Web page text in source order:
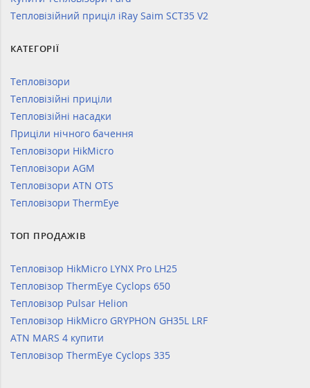
Тепловізійний приціл iRay Saim SCT35 V2
КАТЕГОРІЇ
Тепловізори
Тепловізійні приціли
Тепловізійні насадки
Приціли нічного бачення
Тепловізори HikMicro
Тепловізори AGM
Тепловізори ATN OTS
Тепловізори ThermEye
ТОП ПРОДАЖІВ
Тепловізор HikMicro LYNX Pro LH25
Тепловізор ThermEye Cyclops 650
Тепловізор Pulsar Helion
Тепловізор HikMicro GRYPHON GH35L LRF
ATN MARS 4 купити
Тепловізор ThermEye Cyclops 335